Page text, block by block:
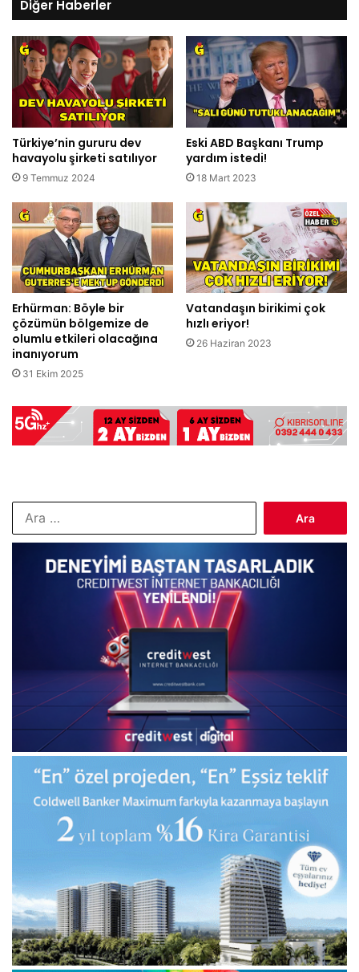
Diğer Haberler
Türkiye’nin gururu dev
havayolu şirketi satılıyor
9 Temmuz 2024
Eski ABD Başkanı Trump
yardım istedi!
18 Mart 2023
Erhürman: Böyle bir
çözümün bölgemize de
olumlu etkileri olacağına
inanıyorum
31 Ekim 2025
Vatandaşın birikimi çok
hızlı eriyor!
26 Haziran 2023